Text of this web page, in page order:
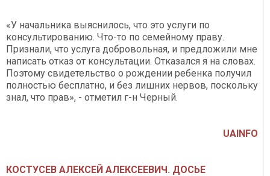
«У начальника выяснилось, что это услуги по
консультированию. Что-то по семейному праву.
Признали, что услуга добровольная, и предложили мне
написать отказ от консультации. Отказался я на словах.
Поэтому свидетельство о рождении ребенка получил
полностью бесплатно, и без лишних нервов, поскольку
знал, что прав», - отметил г-н Черный.
UAINFO
КОСТУСЕВ АЛЕКСЕЙ АЛЕКСЕЕВИЧ. ДОСЬЕ